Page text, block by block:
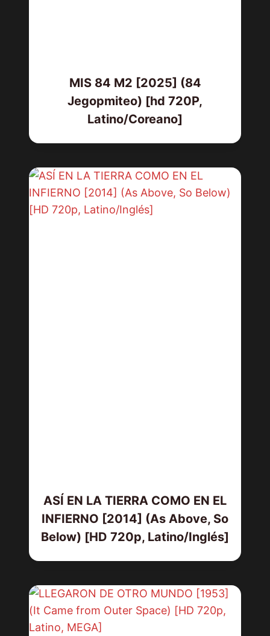
MIS 84 M2 [2025] (84
Jegopmiteo) [hd 720P,
Latino/Coreano]
ASÍ EN LA TIERRA COMO EN EL
INFIERNO [2014] (As Above, So
Below) [HD 720p, Latino/Inglés]